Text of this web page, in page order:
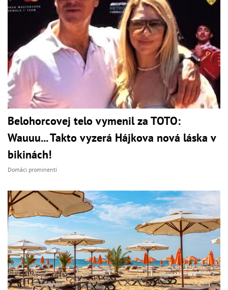
Belohorcovej telo vymenil za TOTO:
Wauuu... Takto vyzerá Hájkova nová láska v
bikinách!
Domáci prominenti